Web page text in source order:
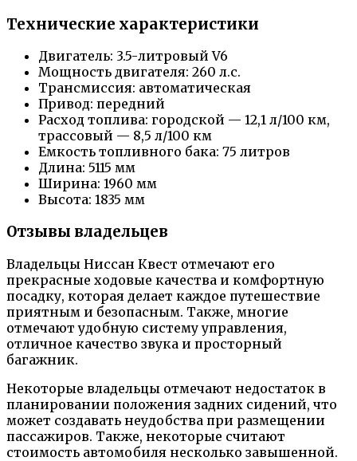
Технические характеристики
Двигатель: 3.5-литровый V6
Мощность двигателя: 260 л.с.
Трансмиссия: автоматическая
Привод: передний
Расход топлива: городской — 12,1 л/100 км,
трассовый — 8,5 л/100 км
Емкость топливного бака: 75 литров
Длина: 5115 мм
Ширина: 1960 мм
Высота: 1835 мм
Отзывы владельцев
Владельцы Ниссан Квест отмечают его
прекрасные ходовые качества и комфортную
посадку, которая делает каждое путешествие
приятным и безопасным. Также, многие
отмечают удобную систему управления,
отличное качество звука и просторный
багажник.
Некоторые владельцы отмечают недостаток в
планировании положения задних сидений, что
может создавать неудобства при размещении
пассажиров. Также, некоторые считают
стоимость автомобиля несколько завышенной.